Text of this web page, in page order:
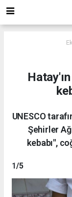
UNESCO
Şehirler
kebabı",
1/5